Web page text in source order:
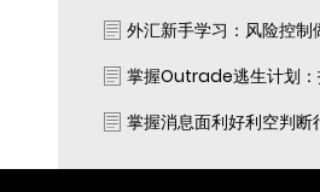
外汇新手学习：风险控制
掌握Outrade逃生计划：
掌握消息面利好利空判断